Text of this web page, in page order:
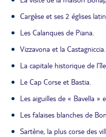
Cargèse et ses 2 églises
Les Calanques de Piana.
Vizzavona et la Castagniccia.
La capitale historique de
Le Cap Corse et Bastia.
Les aiguilles de « Bavella »
Les falaises blanches de
Sartène, la plus corse des